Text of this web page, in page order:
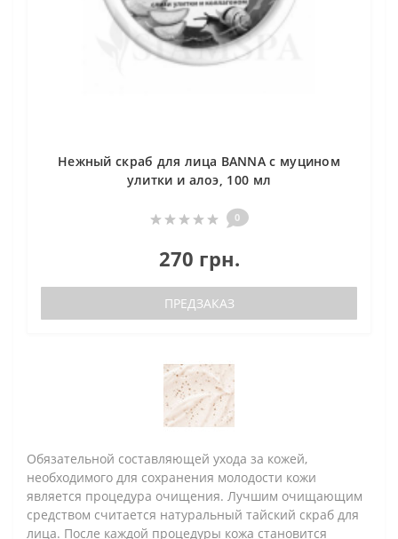
Нежный cкраб для лица BANNA с муцином
улитки и алоэ, 100 мл
0
270 грн.
ПРЕДЗАКАЗ
Обязательной составляющей ухода за кожей,
необходимого для сохранения молодости кожи
является процедура очищения. Лучшим очищающим
средством считается натуральный тайский скраб для
лица. После каждой процедуры кожа становится